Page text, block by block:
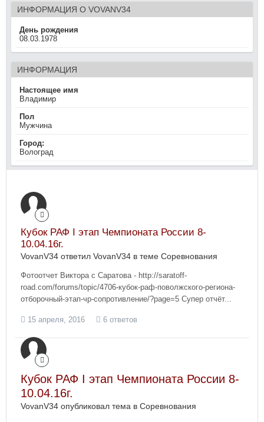
ИНФОРМАЦИЯ О VOVANV34
День рождения
08.03.1978
ИНФОРМАЦИЯ
Настоящее имя
Владимир
Пол
Мужчина
Город:
Волоград
Кубок РАФ I этап Чемпионата России 8-
10.04.16г.
VovanV34 ответил VovanV34 в теме Соревнования
Фотоотчет Виктора с Саратова - http://saratoff-
road.com/forums/topic/4706-кубок-раф-поволжского-региона-
отборочный-этап-чр-сопротивление/?page=5 Супер отчёт...
15 апреля, 2016 6 ответов
Кубок РАФ I этап Чемпионата России 8-
10.04.16г.
VovanV34 опубликовал тема в Соревнования